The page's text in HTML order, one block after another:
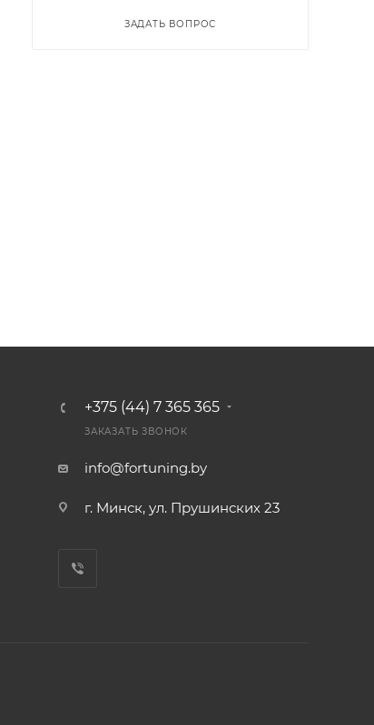
ЗАДАТЬ ВОПРОС
+375 (44) 7 365 365
ЗАКАЗАТЬ ЗВОНОК
info@fortuning.by
г. Минск, ул. Прушинских 23